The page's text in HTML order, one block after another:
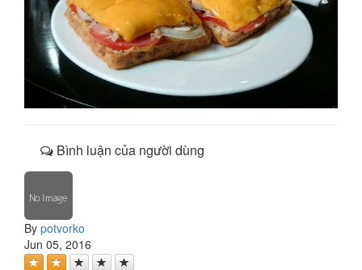
Bình luận của người dùng
By potvorko
Jun 05, 2016